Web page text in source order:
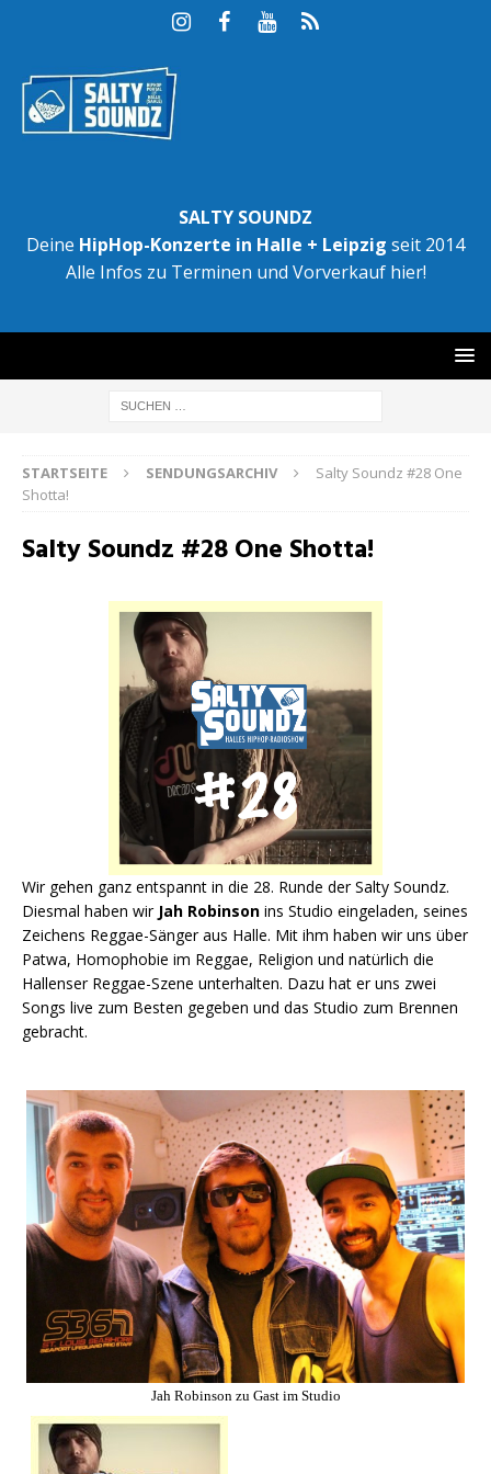
SALTY SOUNDZ
Deine HipHop-Konzerte in Halle + Leipzig seit 2014
Alle Infos zu Terminen und Vorverkauf hier!
STARTSEITE SENDUNGSARCHIV
Salty Soundz #28 One
Shotta!
Salty Soundz #28 One Shotta!
Wir gehen ganz entspannt in die 28. Runde der Salty Soundz.
Diesmal haben wirJah Robinson ins Studio eingeladen, seines
Zeichens Reggae-Sänger aus Halle. Mit ihm haben wir uns über
Patwa, Homophobie im Reggae, Religion und natürlich die
Hallenser Reggae-Szene unterhalten. Dazu hat er uns zwei
Songs live zum Besten gegeben und das Studio zum Brennen
gebracht.
Jah Robinson zu Gast im Studio